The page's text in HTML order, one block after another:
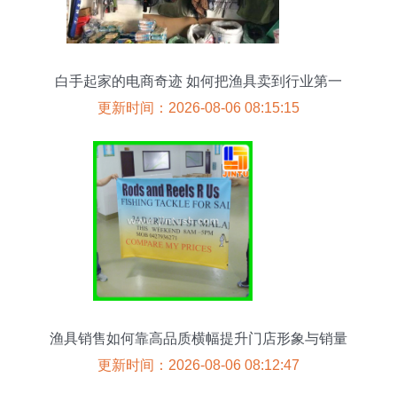
白手起家的电商奇迹 如何把渔具卖到行业第一
更新时间：2026-08-06 08:15:15
渔具销售如何靠高品质横幅提升门店形象与销量
更新时间：2026-08-06 08:12:47